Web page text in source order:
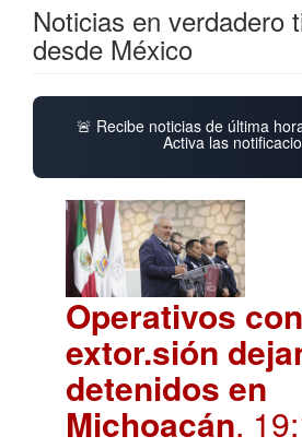
Noticias en verdadero
desde México
🚨 Recibe noticias de última
Activa las
Operativos
extor.sión
detenidos en
Michoacán.